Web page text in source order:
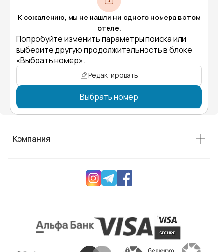
К сожалению, мы не нашли ни одного номера в этом
отеле.
Попробуйте изменить параметры поиска или
выберите другую продолжительность в блоке
«Выбрать номер».
Редактировать
Выбрать номер
Компания